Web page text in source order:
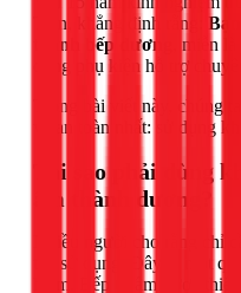
Trân, khẳng định rằng:
thành bếp dương
, miễn
dụng phụ kiện hỗ trợ
Trong bài viết này, chúng
và an toàn nhất: sử dụng
Tại sao phải dùng
âm thành dương?
Nhiều người cho rằng chỉ
thể sử dụng. Đây là một
hiểm. Bếp từ âm được